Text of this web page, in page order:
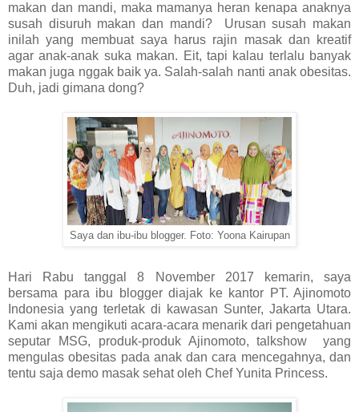
makan dan mandi, maka mamanya heran kenapa anaknya
susah disuruh makan dan mandi? Urusan susah makan
inilah yang membuat saya harus rajin masak dan kreatif
agar anak-anak suka makan. Eit, tapi kalau terlalu banyak
makan juga nggak baik ya. Salah-salah nanti anak obesitas.
Duh, jadi gimana dong?
Saya dan ibu-ibu blogger. Foto: Yoona Kairupan
Hari Rabu tanggal 8 November 2017 kemarin, saya
bersama para ibu blogger diajak ke kantor PT. Ajinomoto
Indonesia yang terletak di kawasan Sunter, Jakarta Utara.
Kami akan mengikuti acara-acara menarik dari pengetahuan
seputar MSG, produk-produk Ajinomoto, talkshow yang
mengulas obesitas pada anak dan cara mencegahnya, dan
tentu saja demo masak sehat oleh Chef Yunita Princess.